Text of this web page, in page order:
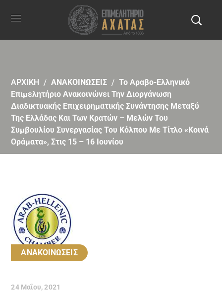
ΑΡΧΙΚΗ ΑΝΑΚΟΙΝΩΣΕΙΣ
Το Αραβο-Ελληνικό
Επιμελητήριο Ανακοινώνει Την Διοργάνωση
Διαδικτυακής Επιχειρηματικής Συνάντησης Μεταξύ
Της Ελλάδας Και Των Κρατών – Μελών Του
Συμβουλίου Συνεργασίας Του Κόλπου Με Τίτλο «Κοινά
Οράματα», Στις 15 – 16 Ιουνίου
ΑΝΑΚΟΙΝΩΣΕΙΣ
24 Μαΐου, 2021